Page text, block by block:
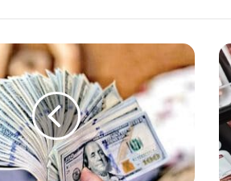
ک
ف
ق
د
ل